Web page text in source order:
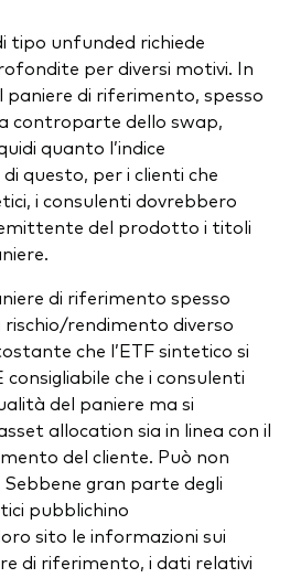
tipo unfunded richiede
per diversi motivi. In
di riferimento, spesso
controparte dello swap,
quanto l’indice
questo, per i clienti che
i consulenti dovrebbero
del prodotto i titoli
di riferimento spesso
rendimento diverso
che l’ETF sintetico si
che i consulenti
del paniere ma si
allocation sia in linea con il
del cliente. Può non
gran parte degli
pubblichino
sito le informazioni sui
di riferimento, i dati relativi